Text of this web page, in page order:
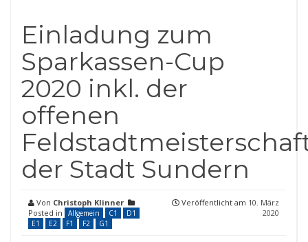
Einladung zum
Sparkassen-Cup
2020 inkl. der
offenen
der Stadt Sundern
Von Christoph Klinner
Posted in
Allgemein C1
D1
E1
E2 F1 F2 G1
Veröffentlicht am 10. März
2020